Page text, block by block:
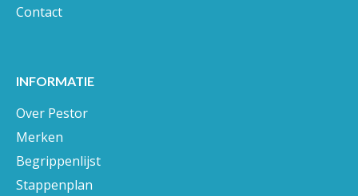
Contact
INFORMATIE
Over Pestor
Merken
Begrippenlijst
Stappenplan